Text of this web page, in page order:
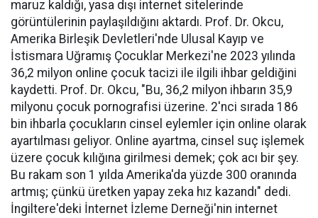
maruz kaldığı, yasa dışı internet sitelerinde
görüntülerinin paylaşıldığını aktardı. Prof. Dr. Okcu,
Amerika Birleşik Devletleri'nde Ulusal Kayıp ve
İstismara Uğramış Çocuklar Merkezi'ne 2023 yılında
36,2 milyon online çocuk tacizi ile ilgili ihbar geldiğini
kaydetti. Prof. Dr. Okcu, "Bu, 36,2 milyon ihbarın 35,9
milyonu çocuk pornografisi üzerine. 2'nci sırada 186
bin ihbarla çocukların cinsel eylemler için online olarak
ayartılması geliyor. Online ayartma, cinsel suç işlemek
üzere çocuk kılığına girilmesi demek; çok acı bir şey.
Bu rakam son 1 yılda Amerika'da yüzde 300 oranında
artmış; çünkü üretken yapay zeka hız kazandı" dedi.
İngiltere'deki İnternet İzleme Derneği'nin internet